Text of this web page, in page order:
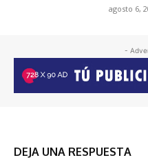
agosto 6,
-
DEJA UNA RESPUESTA